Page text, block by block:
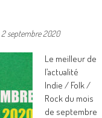
2 septembre 2020
Le meilleur de
l’actualité
Indie / Folk /
Rock du mois
de septembre